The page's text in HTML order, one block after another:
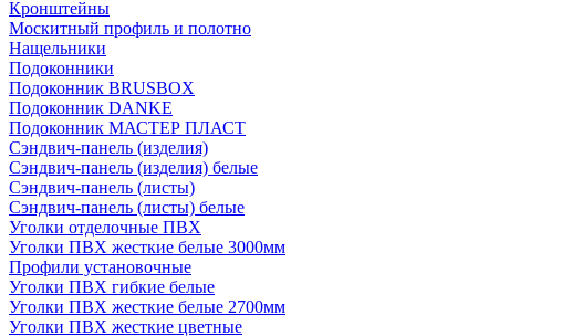
Кронштейны
Москитный профиль и полотно
Нащельники
Подоконники
Подоконник BRUSBOX
Подоконник DANKE
Подоконник МАСТЕР ПЛАСТ
Сэндвич-панель (изделия)
Сэндвич-панель (изделия) белые
Сэндвич-панель (листы)
Сэндвич-панель (листы) белые
Уголки отделочные ПВХ
Уголки ПВХ жесткие белые 3000мм
Профили установочные
Уголки ПВХ гибкие белые
Уголки ПВХ жесткие белые 2700мм
Уголки ПВХ жесткие цветные